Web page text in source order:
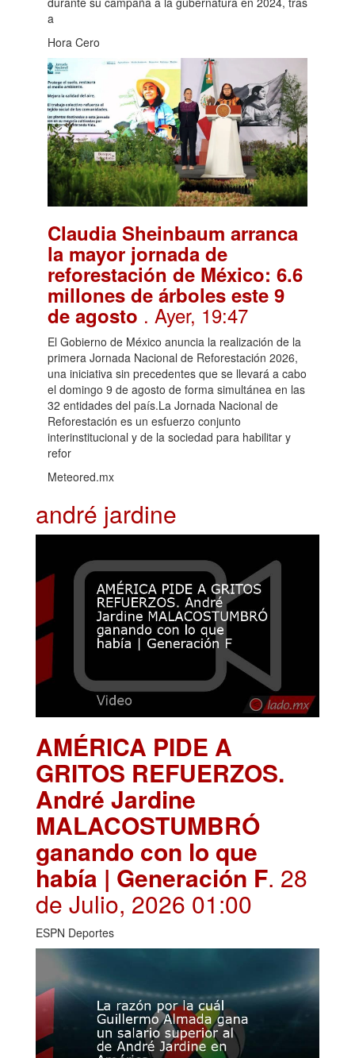
a
Hora Cero
Claudia Sheinbaum arranca
la mayor jornada de
reforestación de México: 6.6
millones de árboles este 9
de agosto . Ayer, 19:47
El Gobierno de México anuncia la realización de la
primera Jornada Nacional de Reforestación 2026,
una iniciativa sin precedentes que se llevará a cabo
el domingo 9 de agosto de forma simultánea en las
32 entidades del país.La Jornada Nacional de
Reforestación es un esfuerzo conjunto
interinstitucional y de la sociedad para habilitar y
refor
Meteored.mx
andré jardine
AMÉRICA PIDE A
GRITOS REFUERZOS.
André Jardine
MALACOSTUMBRÓ
ganando con lo que
había | Generación F. 28
de Julio, 2026 01:00
ESPN Deportes